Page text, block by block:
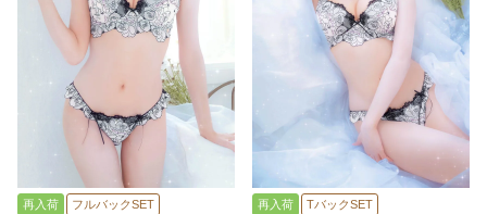
再入荷 フルバックSET 再入荷 TバックSET